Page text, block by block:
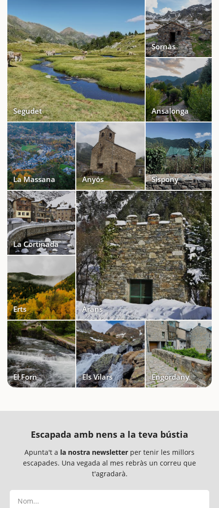
Segudet
Sornàs
Ansalonga
La Massana Anyós Sispony
La Cortinada
Erts Arans
El Forn Els Vilars Engordany
Escapada amb nens a la teva bústia
Apunta't a la nostra newsletter per tenir les millors
escapades. Una vegada al mes rebràs un correu que
t'agradarà.